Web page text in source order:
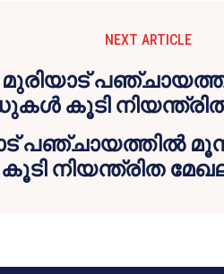
NEXT ARTICLE
പഞ്ചായത്തിൽ
കൂടി നിയന്ത്രിത